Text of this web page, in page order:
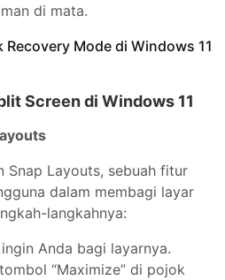
di mata.
Recovery Mode di Windows 11
Screen di Windows 11
Snap Layouts, sebuah fitur
dalam membagi layar
langkahnya:
Anda bagi layarnya.
“Maximize” di pojok